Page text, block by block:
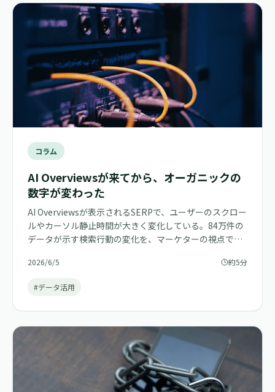
コラム
AI Overviewsが来てから、オーガニックの
数字が変わった
AI Overviewsが表示されるSERPで、ユーザーのスクロー
ルやカーソル静止時間が大きく変化している。84万件の
データが示す検索行動の変化を、マーケターの視点で読
2026/6/5 約5分
#データ活用